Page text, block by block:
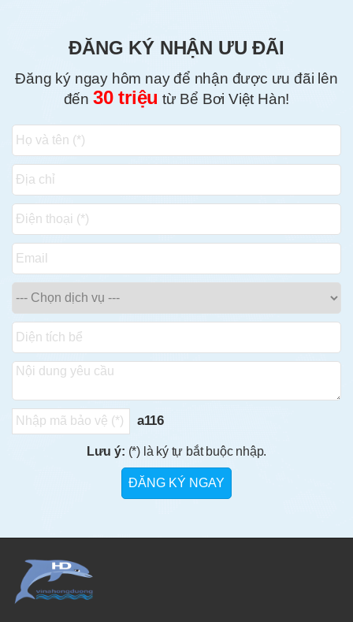
ĐĂNG KÝ NHẬN ƯU ĐÃI
Đăng ký ngay hôm nay để nhận được ưu đãi lên
đến 30 triệu từ Bể Bơi Việt Hàn!
a116
Lưu ý: (*) là ký tự bắt buộc nhập.